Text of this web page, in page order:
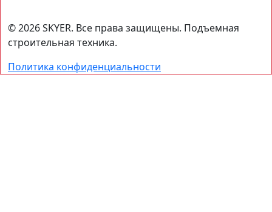
© 2026 SKYER. Все права защищены. Подъемная
строительная техника.
Политика конфиденциальности